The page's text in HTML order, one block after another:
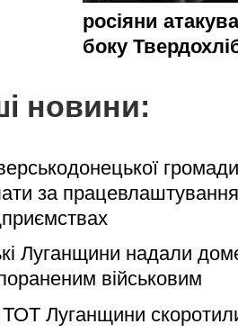
росіяни
боку
новини:
за
Луганщини надали
військовим
Луганщини